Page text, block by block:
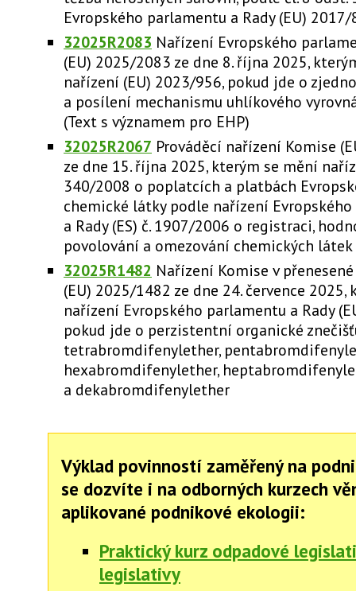
Evropského parlamentu a Rady (EU)
32025R2083 Nařízení Evropského
(EU) 2025/2083 ze dne 8. října 2025,
nařízení (EU) 2023/956, pokud jde o
a posílení mechanismu uhlíkového
(Text s významem pro EHP)
32025R2067 Prováděcí nařízení Komise
ze dne 15. října 2025, kterým se mění
340/2008 o poplatcích a platbách
chemické látky podle nařízení
a Rady (ES) č. 1907/2006 o registraci,
povolování a omezování chemických látek
32025R1482 Nařízení Komise v
(EU) 2025/1482 ze dne 24. července
nařízení Evropského parlamentu a Rady
pokud jde o perzistentní organické
tetrabromdifenylether,
hexabromdifenylether,
a dekabromdifenylether
Výklad povinností zaměřený na
se dozvíte i na odborných kurzech
aplikované podnikové ekologii:
Praktický kurz odpadové
legislativy